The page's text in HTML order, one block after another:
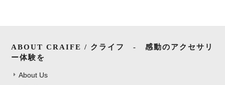
ABOUT CRAIFE / クライフ - 感動のアクセサリ
ー体験を
About Us